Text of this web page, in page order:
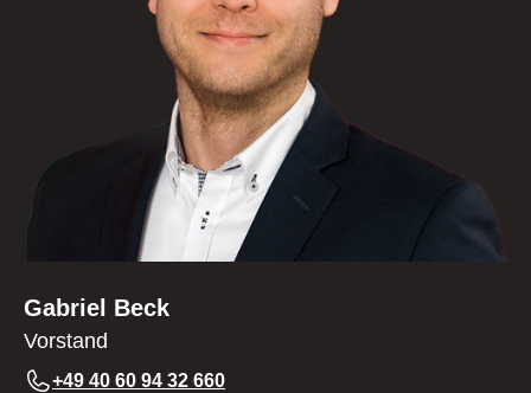
Gabriel Beck
Vorstand
+49 40 60 94 32 660